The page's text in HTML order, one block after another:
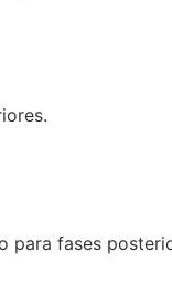
para fases